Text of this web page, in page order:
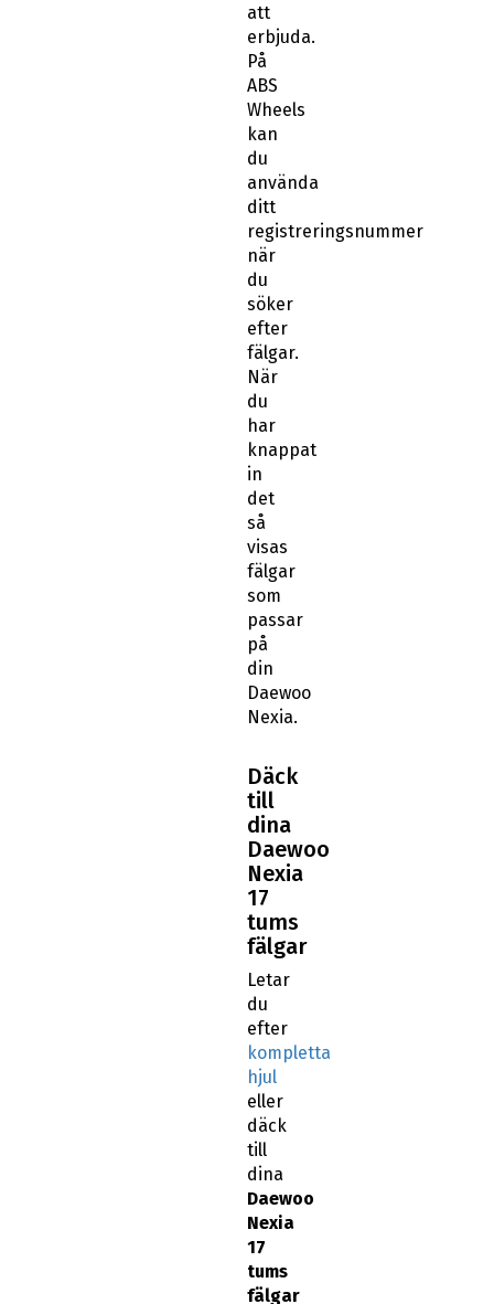
att
erbjuda.
På
ABS
Wheels
kan
du
använda
ditt
registreringsnummer
när
du
söker
efter
fälgar.
När
du
har
knappat
in
det
så
visas
fälgar
som
passar
på
din
Daewoo
Nexia.
Däck
till
dina
Daewoo
Nexia
17
tums
fälgar
Letar
du
efter
kompletta
hjul
eller
däck
till
dina
Daewoo
Nexia
17
tums
fälgar